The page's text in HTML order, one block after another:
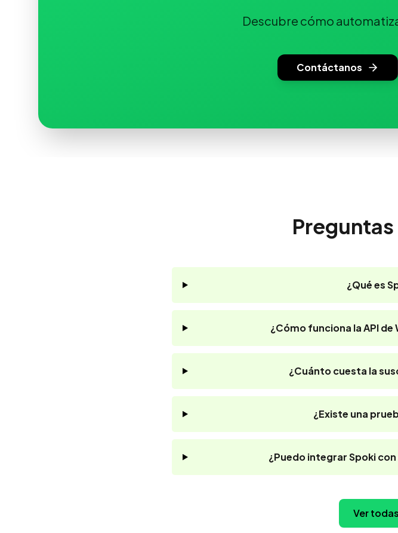
Descubre cómo
Contáctanos
¿Qué es
¿Cómo funciona la API de
¿Cuánto cuesta la
¿Existe una
¿Puedo integrar Spoki
Ver